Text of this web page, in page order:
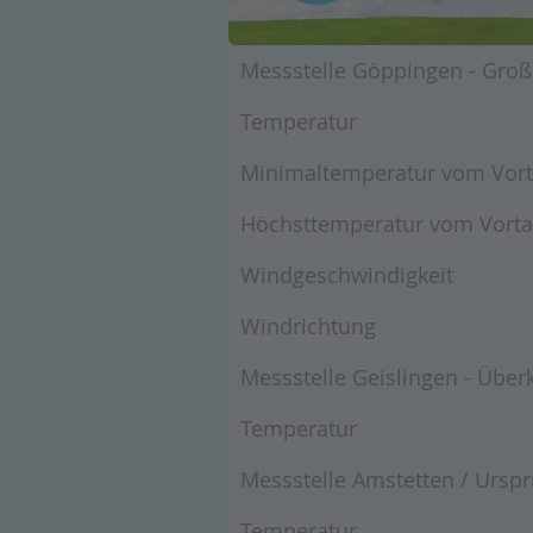
Messstelle Göppingen -
Temperatur
Minimaltemperatur vom
Höchsttemperatur vom
Windgeschwindigkeit
Windrichtung
Messstelle Geislingen -
Temperatur
Messstelle Amstetten /